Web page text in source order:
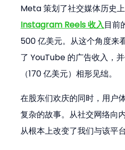
Meta 策划了社交媒体历史上
Instagram Reels 收入目前
500 亿美元。从这个角度来
了 YouTube 的广告收入，
（170 亿美元）相形见绌。
在股东们欢庆的同时，用户
复杂的故事。从社交网络向
从根本上改变了我们与该平